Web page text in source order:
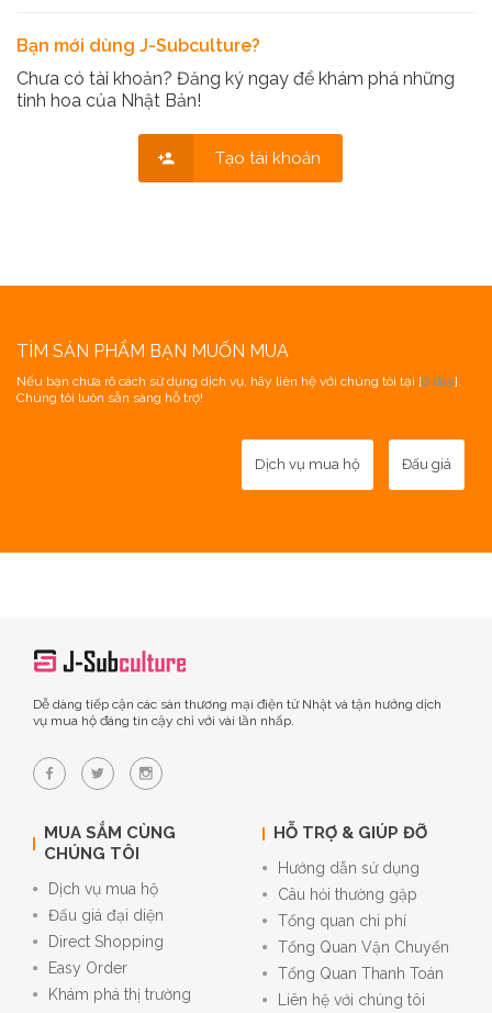
Bạn mới dùng J-Subculture?
Chưa có tài khoản? Đăng ký ngay để khám phá những
tinh hoa của Nhật Bản!
Tạo tài khoản
TÌM SẢN PHẨM BẠN MUỐN MUA
Nếu bạn chưa rõ cách sử dụng dịch vụ, hãy liên hệ với chúng tôi tại [ở đây].
Chúng tôi luôn sẵn sàng hỗ trợ!
Dịch vụ mua hộ Đấu giá
Dễ dàng tiếp cận các sàn thương mại điện tử Nhật và tận hưởng dịch
vụ mua hộ đáng tin cậy chỉ với vài lần nhấp.
MUA SẮM CÙNG
CHÚNG TÔI
Dịch vụ mua hộ
Đấu giá đại diện
Direct Shopping
Easy Order
Khám phá thị trường
HỖ TRỢ & GIÚP ĐỠ
Hướng dẫn sử dụng
Câu hỏi thường gặp
Tổng quan chi phí
Tổng Quan Vận Chuyển
Tổng Quan Thanh Toán
Liên hệ với chúng tôi